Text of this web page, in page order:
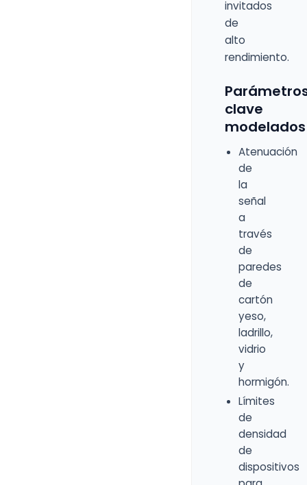
invitados
de
alto
rendimiento.
clave
modelados
Atenuación
de
la
señal
a
través
de
paredes
de
cartón
yeso,
ladrillo,
vidrio
y
hormigón.
Límites
de
densidad
de
dispositivos